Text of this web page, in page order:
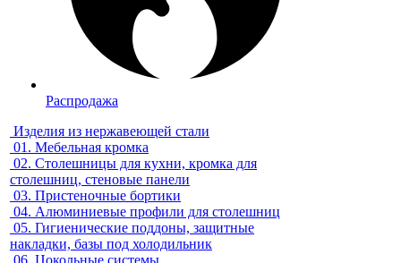
Распродажа
Изделия из нержавеющей стали
01. Мебельная кромка
02. Столешницы для кухни, кромка для
столешниц, стеновые панели
03. Пристеночные бортики
04. Алюминиевые профили для столешниц
05. Гигиенические поддоны, защитные
накладки, базы под холодильник
06. Цокольные системы